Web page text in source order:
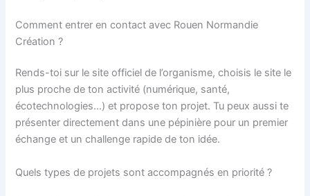
Comment entrer en contact avec Rouen Normandie
Création ?
Rends-toi sur le site officiel de l’organisme, choisis le site le
plus proche de ton activité (numérique, santé,
écotechnologies…) et propose ton projet. Tu peux aussi te
présenter directement dans une pépinière pour un premier
échange et un challenge rapide de ton idée.
Quels types de projets sont accompagnés en priorité ?